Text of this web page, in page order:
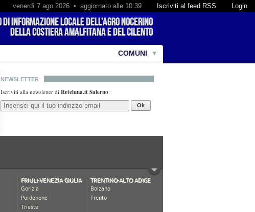
Login
Iscriviti al feed RSS
venerdì 7 ago 2026 • aggiornato alle 10:39
COMUNI
NEWSLETTER
Iscriviti alla newsletter di Reteluna.it Salerno:
Ok